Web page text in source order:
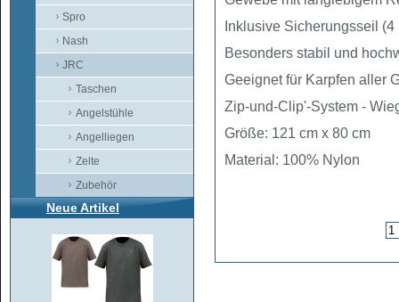
Spro
Nash
JRC
Taschen
Angelstühle
Angelliegen
Zelte
Zubehör
Neue Artikel
Inklusive Sicherungsseil (4
Besonders stabil und
Geeignet für Karpfen aller
Zip-und-Clip'-System -
Größe: 121 cm x 80 cm
Material: 100% Nylon